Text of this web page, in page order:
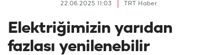
TRT Haber
22.06.2025 11:03
Elektriğimizin yarıdan
fazlası yenilenebilir